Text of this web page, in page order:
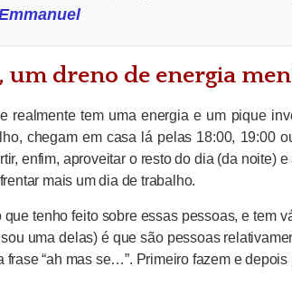
um dreno de energia
realmente tem uma energia e um pique
chegam em casa lá pelas 18:00, 19:00
enfim, aproveitar o resto do dia (da noite)
mais um dia de trabalho.
que tenho feito sobre essas pessoas, e tem
uma delas) é que são pessoas
frase “ah mas se…”. Primeiro fazem e